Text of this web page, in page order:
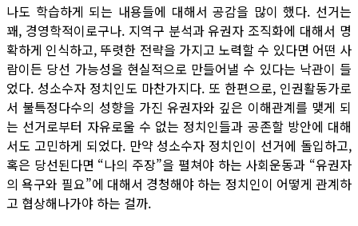
나도 학습하게 되는 내용들에 대해서 공감을 많이 했다. 선거는
꽤, 경영학적이로구나. 지역구 분석과 유권자 조직화에 대해서 명
확하게 인식하고, 뚜렷한 전략을 가지고 노력할 수 있다면 어떤 사
람이든 당선 가능성을 현실적으로 만들어낼 수 있다는 낙관이 들
었다. 성소수자 정치인도 마찬가지다. 또 한편으로, 인권활동가로
서 불특정다수의 성향을 가진 유권자와 깊은 이해관계를 맺게 되
는 선거로부터 자유로울 수 없는 정치인들과 공존할 방안에 대해
서도 고민하게 되었다. 만약 성소수자 정치인이 선거에 돌입하고,
혹은 당선된다면 “나의 주장”을 펼쳐야 하는 사회운동과 “유권자
의 욕구와 필요”에 대해서 경청해야 하는 정치인이 어떻게 관계하
고 협상해나가야 하는 걸까.